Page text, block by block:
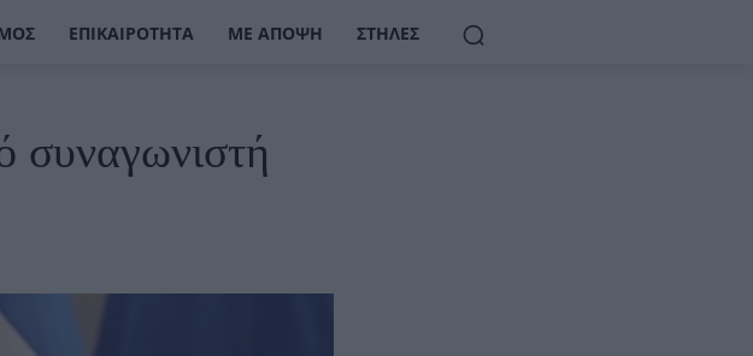
ΕΠΙΚΑΙΡΌΤΗΤΑ ΜΕ ΆΠΟΨΗ ΣΤΉΛΕΣ
συναγωνιστή